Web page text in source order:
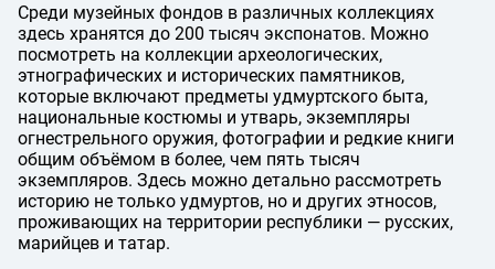
Среди музейных фондов в различных коллекциях
здесь хранятся до 200 тысяч экспонатов. Можно
посмотреть на коллекции археологических,
этнографических и исторических памятников,
которые включают предметы удмуртского быта,
национальные костюмы и утварь, экземпляры
огнестрельного оружия, фотографии и редкие книги
общим объёмом в более, чем пять тысяч
экземпляров. Здесь можно детально рассмотреть
историю не только удмуртов, но и других этносов,
проживающих на территории республики — русских,
марийцев и татар.